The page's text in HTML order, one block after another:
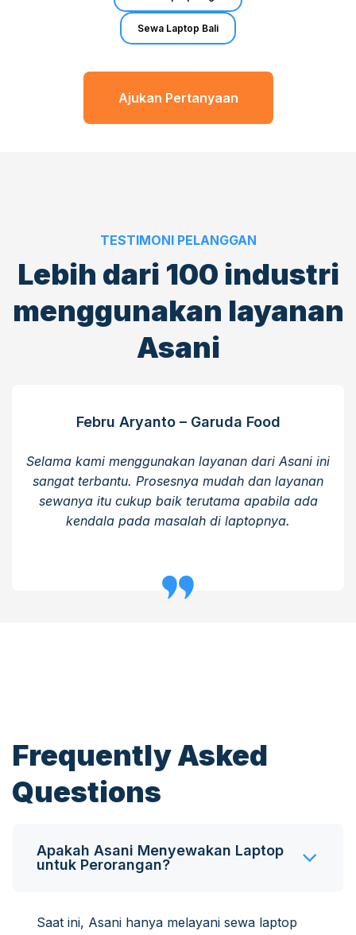
Sewa Laptop Bali
Ajukan Pertanyaan
TESTIMONI PELANGGAN
Lebih dari 100 industri
menggunakan layanan
Asani
Febru Aryanto – Garuda Food
Selama kami menggunakan layanan dari Asani ini
sangat terbantu. Prosesnya mudah dan layanan
sewanya itu cukup baik terutama apabila ada
kendala pada masalah di laptopnya.
Frequently Asked
Questions
Apakah Asani Menyewakan Laptop
untuk Perorangan?
Saat ini, Asani hanya melayani sewa laptop